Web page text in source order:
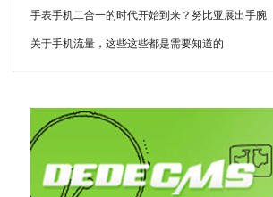
手表手机二合一的时代开始到来？努比亚展出手腕
关于手机流量，这些这些都是需要知道的